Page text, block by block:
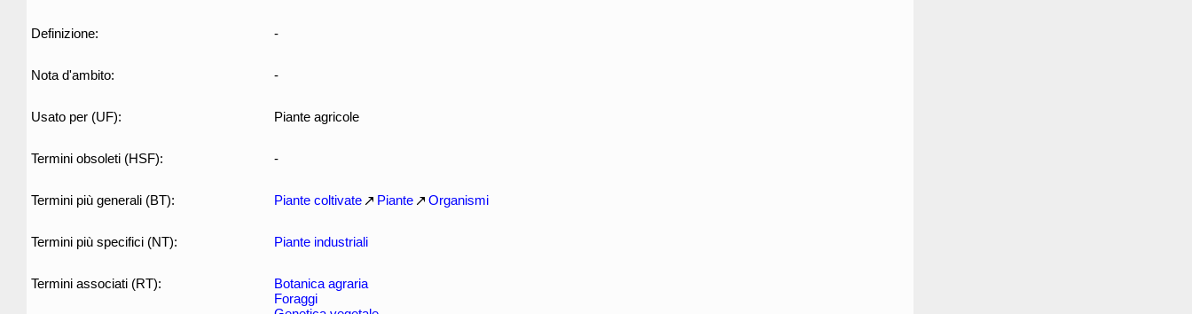
Definizione: -
Nota d'ambito: -
Usato per (UF): Piante agricole
Termini obsoleti (HSF): -
Termini più generali (BT): Piante coltivate Piante Organismi
Termini più specifici (NT): Piante industriali
Termini associati (RT):
Botanica agraria
Foraggi